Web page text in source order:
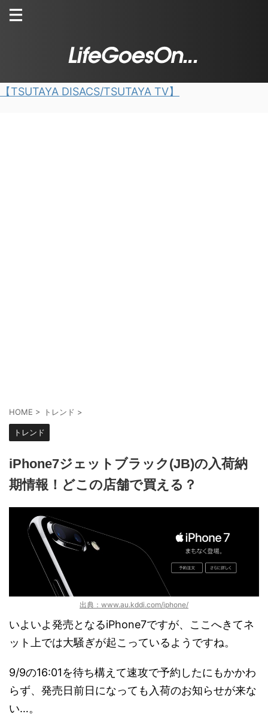
【TSUTAYA DISACS/TSUTAYA TV】
HOME > トレンド >
トレンド
iPhone7ジェットブラック(JB)の入荷納
期情報！どこの店舗で買える？
出典：www.au.kddi.com/iphone/
いよいよ発売となるiPhone7ですが、ここへきてネ
ット上では大騒ぎが起こっているようですね。
9/9の16:01を待ち構えて速攻で予約したにもかかわ
らず、発売日前日になっても入荷のお知らせが来な
い…。